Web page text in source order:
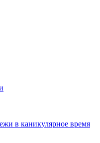
в каникулярное время